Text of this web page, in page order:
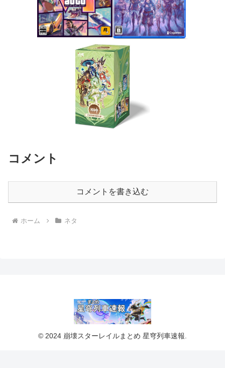
コメント
コメントを書き込む
ホーム ネタ
© 2024 崩壊スターレイルまとめ 星穹列車速報.